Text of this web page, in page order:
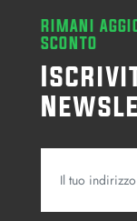
RIMANI
SCONTO